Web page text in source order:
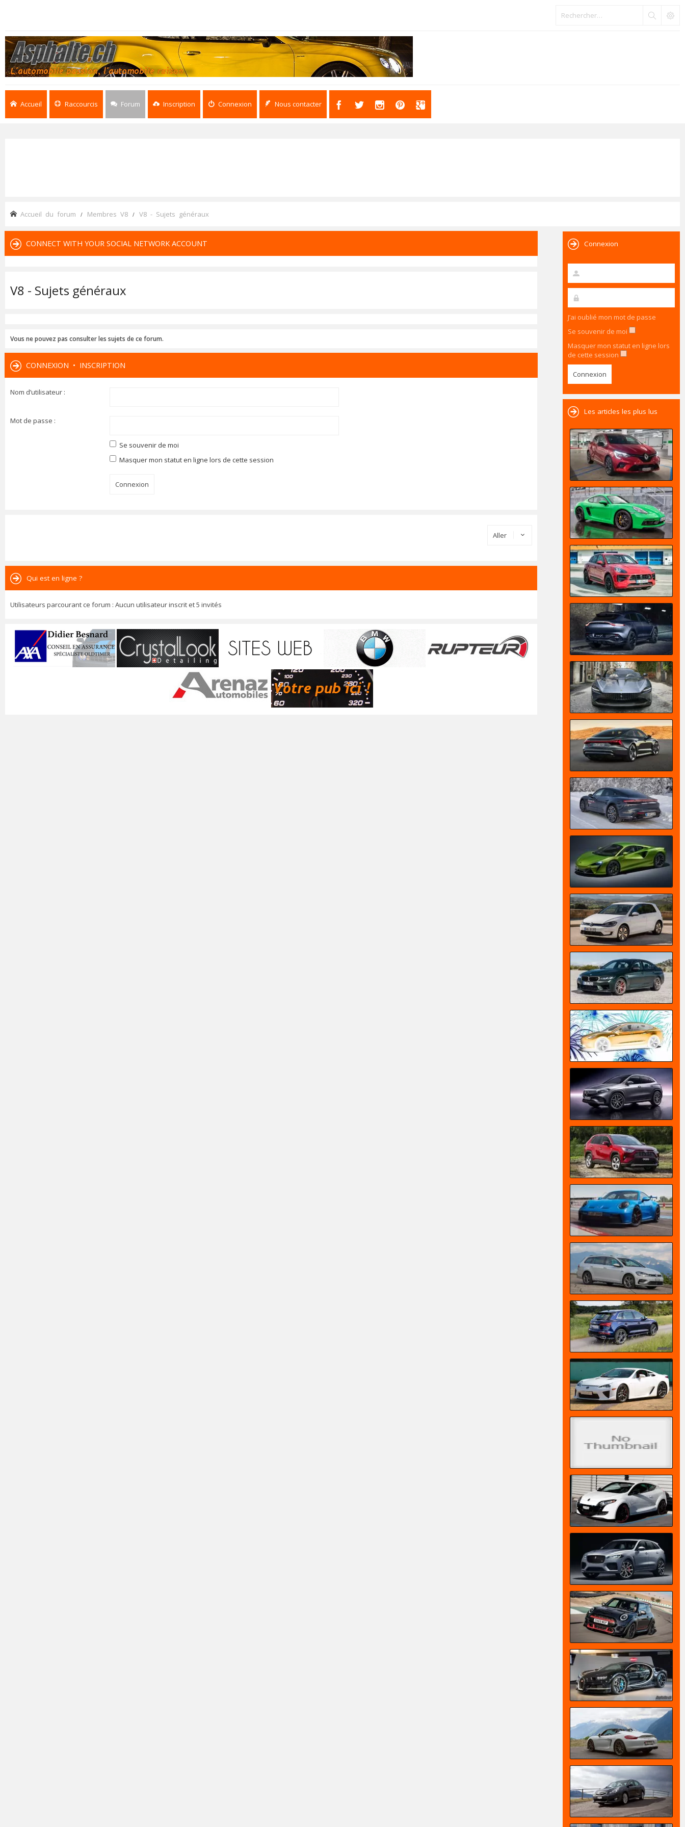
Accueil Raccourcis Forum Inscription Connexion Nous contacter
Accueil du forum Membres V8 V8 - Sujets généraux
CONNECT WITH YOUR SOCIAL NETWORK ACCOUNT
V8 - Sujets généraux
Vous ne pouvez pas consulter les sujets de ce forum.
CONNEXION • INSCRIPTION
Nom d’utilisateur :
Mot de passe :
Se souvenir de moi
Masquer mon statut en ligne lors de cette session
Aller
Qui est en ligne ?
Utilisateurs parcourant ce forum : Aucun utilisateur inscrit et 5 invités
Connexion
J’ai oublié mon mot de passe
Se souvenir de moi
Masquer mon statut en ligne lors
de cette session
Les articles les plus lus